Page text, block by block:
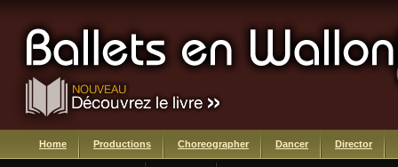
Home Productions Choreographer Dancer Director